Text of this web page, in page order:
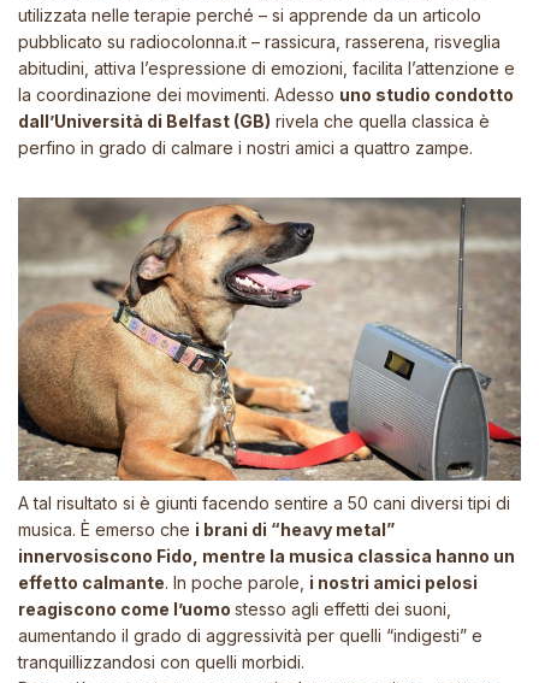
utilizzata nelle terapie perché – si apprende da un articolo
pubblicato su radiocolonna.it – rassicura, rasserena, risveglia
abitudini, attiva l’espressione di emozioni, facilita l’attenzione e
la coordinazione dei movimenti. Adesso uno studio condotto
dall’Università di Belfast (GB) rivela che quella classica è
perfino in grado di calmare i nostri amici a quattro zampe.
A tal risultato si è giunti facendo sentire a 50 cani diversi tipi di
musica. È emerso che i brani di “heavy metal”
innervosiscono Fido, mentre la musica classica hanno un
effetto calmante. In poche parole, i nostri amici pelosi
reagiscono come l’uomo stesso agli effetti dei suoni,
aumentando il grado di aggressività per quelli “indigesti” e
tranquillizzandosi con quelli morbidi.